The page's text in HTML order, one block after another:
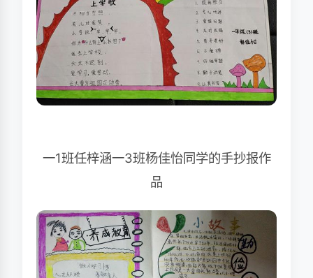
一1班任梓涵一3班杨佳怡同学的手抄报作
品